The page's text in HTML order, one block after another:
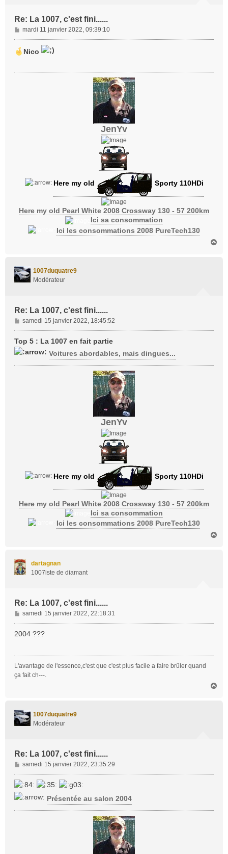
Re: La 1007, c'est fini......
M
e
s
s
mardi 11 janvier 2022, 09:39:10
Nico
JenYv
Here my old Sporty 110HDi
Here my old Pearl White 2008 Crossway 130 - 57 200km
Ici sa consommation
Ici les consommations 2008 PureTech130
1007duquatre9
Modérateur
Re: La 1007, c'est fini......
M
e
s
s
a
g
samedi 15 janvier 2022, 18:45:52
Top 5 : La 1007 en fait partie
Voitures abordables, mais dingues...
JenYv
Here my old Sporty 110HDi
Here my old Pearl White 2008 Crossway 130 - 57 200km
Ici sa consommation
Ici les consommations 2008 PureTech130
dartagnan
1007iste de diamant
Re: La 1007, c'est fini......
M
e
s
e
samedi 15 janvier 2022, 22:18:31
2004 ???
L'avantage de l'essence,c'est que c'est plus facile a faire brûler quand
ça fait ch---.
1007duquatre9
Modérateur
Re: La 1007, c'est fini......
M
e
s
s
a
g
samedi 15 janvier 2022, 23:35:29
Présentée au salon 2004